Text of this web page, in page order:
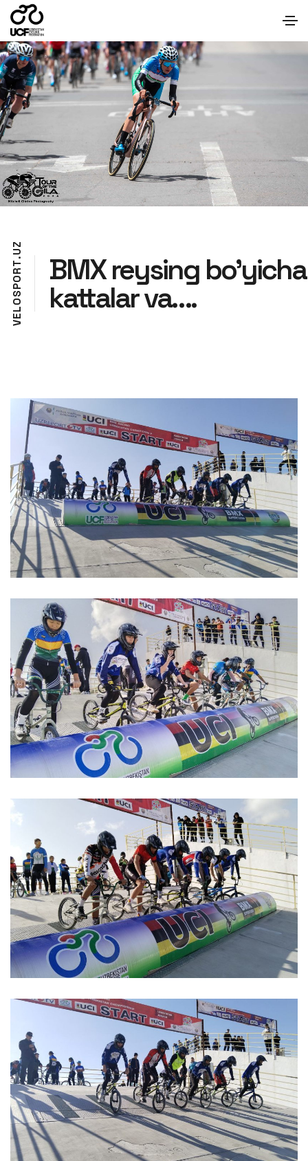
V
E
L
O
S
P
O
R
T
.
U
Z
BMX reysing bo’yicha
kattalar va….